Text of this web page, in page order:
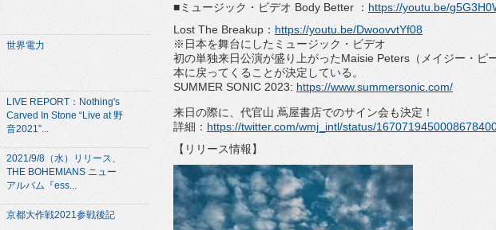
■ミュージック・ビデオ Body Better ： https://youtu.be/
Lost The Breakup ： https://youtu.be/DwoovvtYf08
※日本を舞台にしたミュージック・ビデオ
初の単独来日公演が盛り上がったMaisie Peters （メイジー・ピ
本に戻ってくることが決定している。
SUMMER SONIC 2023: https://www.summersonic. com/
来日の際に、代官山 蔦屋書店でのサイン会も決定！
詳細： https://twitter.com/wmj_ intl/status/
【リリース情報】
世界電力
LIVE REPORT：Nothing's
Carved In Stone “Live at 野
音2021”...
2021/9/8（水）リリース、
THE BOHEMIANS ニュー
アルバム『ess...
京都大作戦2021参戦後記